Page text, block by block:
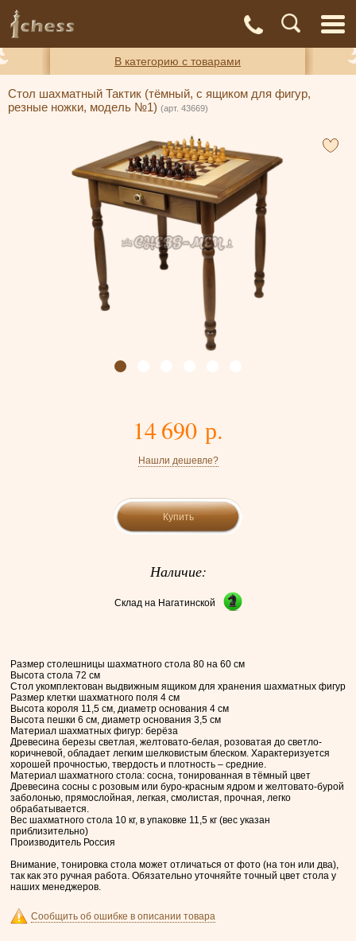
и оплата
В категорию с товарами
Стол шахматный Тактик (тёмный, с ящиком для фигур,
резные ножки, модель №1) (арт. 43669)
14 690 р.
Нашли дешевле?
Купить
Наличие:
Склад на Нагатинской
Размер столешницы шахматного стола 80 на 60 см
Высота стола 72 см
Стол укомплектован выдвижным ящиком для хранения шахматных фигур
Размер клетки шахматного поля 4 см
Высота короля 11,5 см, диаметр основания 4 см
Высота пешки 6 см, диаметр основания 3,5 см
Материал шахматных фигур: берёза
Древесина березы светлая, желтовато-белая, розоватая до светло-
коричневой, обладает легким шелковистым блеском. Характеризуется
хорошей прочностью, твердость и плотность – средние.
Материал шахматного стола: сосна, тонированная в тёмный цвет
Древесина сосны с розовым или буро-красным ядром и желтовато-бурой
заболонью, прямослойная, легкая, смолистая, прочная, легко
обрабатывается.
Вес шахматного стола 10 кг, в упаковке 11,5 кг (вес указан
приблизительно)
Производитель Россия
Внимание, тонировка стола может отличаться от фото (на тон или два),
так как это ручная работа. Обязательно уточняйте точный цвет стола у
наших менеджеров.
Сообщить об ошибке в описании товара